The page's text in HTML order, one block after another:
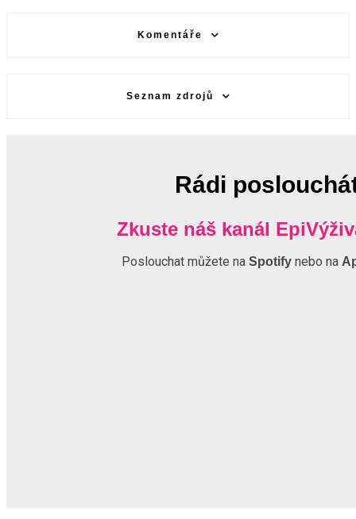
Komentáře
Seznam zdrojů
Rádi
Zkuste náš kanál
Poslouchat můžete na Spotifynebo na